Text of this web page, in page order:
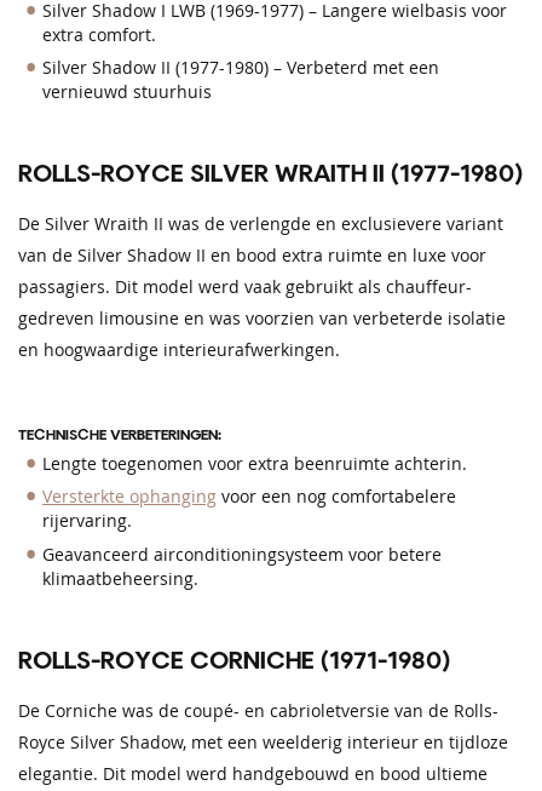
Silver Shadow I LWB (1969-1977) – Langere wielbasis voor
extra comfort.
Silver Shadow II (1977-1980) – Verbeterd met een
vernieuwd stuurhuis
ROLLS-ROYCE SILVER WRAITH II (1977-1980)
De Silver Wraith II was de verlengde en exclusievere variant
van de Silver Shadow II en bood extra ruimte en luxe voor
passagiers. Dit model werd vaak gebruikt als chauffeur-
gedreven limousine en was voorzien van verbeterde isolatie
en hoogwaardige interieurafwerkingen.
TECHNISCHE VERBETERINGEN:
Lengte toegenomen voor extra beenruimte achterin.
Versterkte ophanging voor een nog comfortabelere
rijervaring.
Geavanceerd airconditioningsysteem voor betere
klimaatbeheersing.
ROLLS-ROYCE CORNICHE (1971-1980)
De Corniche was de coupé- en cabrioletversie van de Rolls-
Royce Silver Shadow, met een weelderig interieur en tijdloze
elegantie. Dit model werd handgebouwd en bood ultieme